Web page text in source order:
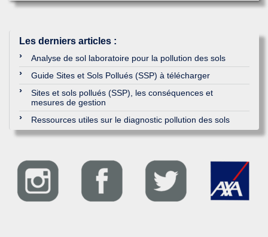
Les derniers articles :
Analyse de sol laboratoire pour la pollution des sols
Guide Sites et Sols Pollués (SSP) à télécharger
Sites et sols pollués (SSP), les conséquences et
mesures de gestion
Ressources utiles sur le diagnostic pollution des sols